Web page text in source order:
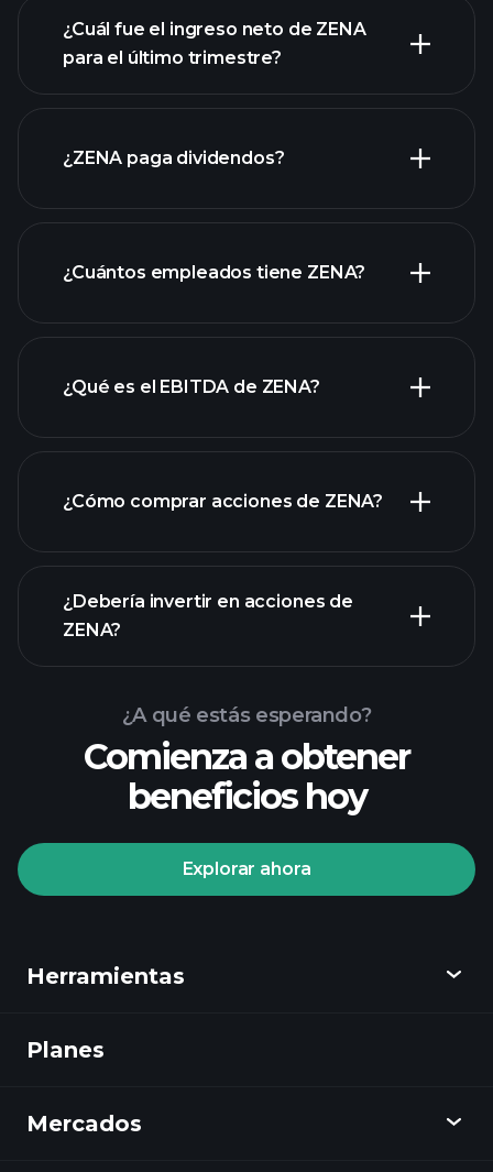
ganancias de ZENA
informes financieros
¿Cuál fue el ingreso neto de ZENA
para el último trimestre?
informes
¿ZENA paga dividendos?
acciones de alto dividendo
¿Cuántos empleados tiene ZENA?
¿Qué es el EBITDA de ZENA?
informes financieros
¿Cómo comprar acciones de ZENA?
Playtrade Tournaments
¿Debería invertir en acciones de
ZENA?
listas de seguimiento seleccionadas por
¿A qué estás esperando?
Comienza a obtener
beneficios hoy
Explorar ahora
Herramientas
Descubrir
Planes
Mercados